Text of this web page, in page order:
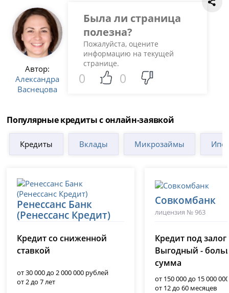
Автор:
Александра
Васнецова
Была ли страница
полезна?
Пожалуйста, оцените
информацию на текущей
странице.
0 0
Популярные кредиты с онлайн-заявкой
Кредиты Вклады Микрозаймы
Ренессанс Банк
(Ренессанс Кредит)
Кредит со сниженной
ставкой
от 30 000 до 2 000 000 рублей
от 2 до 7 лет
Совкомбанк
лицензия № 963
Кредит под залог
Выгодный -
сумма
от 150 000 до 15 000
от 12 до 60 месяцев